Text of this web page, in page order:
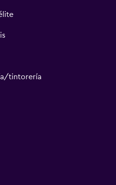
tintorería